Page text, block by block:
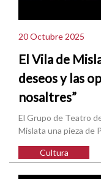
20 Octubre 2025
El Vila de
deseos y las
nosaltres”
El Grupo de Teatro
Mislata una pieza de
Cultura